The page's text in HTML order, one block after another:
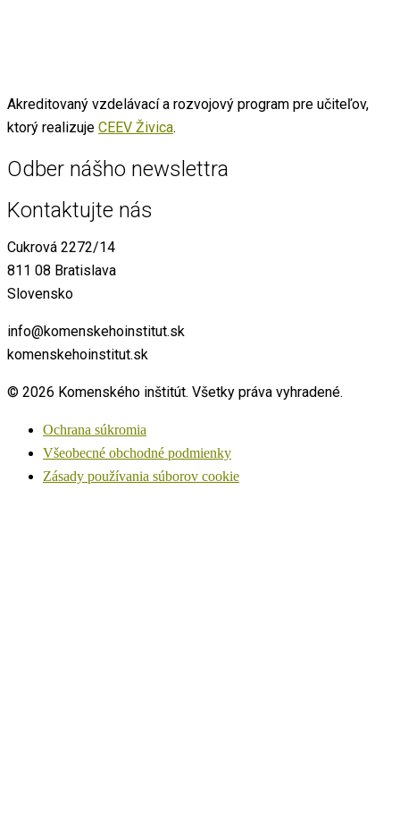
Akreditovaný vzdelávací a rozvojový program pre učiteľov,
ktorý realizuje CEEV Živica.
Odber nášho newslettra
Kontaktujte nás
Cukrová 2272/14
811 08 Bratislava
Slovensko
info@komenskehoinstitut.sk
komenskehoinstitut.sk
© 2026 Komenského inštitút. Všetky práva vyhradené.
Ochrana súkromia
Všeobecné obchodné podmienky
Zásady používania súborov cookie